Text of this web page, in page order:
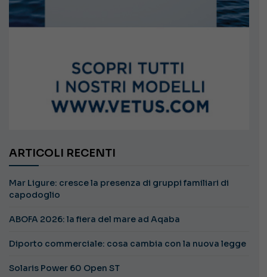
ARTICOLI RECENTI
Mar Ligure: cresce la presenza di gruppi familiari di
capodoglio
ABOFA 2026: la fiera del mare ad Aqaba
Diporto commerciale: cosa cambia con la nuova legge
Solaris Power 60 Open ST